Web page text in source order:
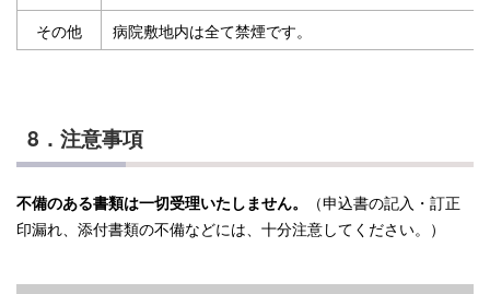
その他 病院敷地内は全て禁煙です。
8．注意事項
不備のある書類は一切受理いたしません。
（申込書の記入・訂正
印漏れ、添付書類の不備などには、十分注意してください。）